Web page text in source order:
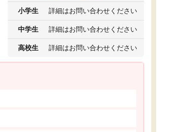
小学生 詳細はお問い合わせください
中学生 詳細はお問い合わせください
高校生 詳細はお問い合わせください